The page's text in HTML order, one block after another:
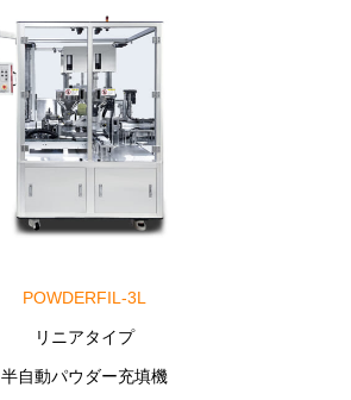
POWDERFIL-3L
リニアタイプ
半自動パウダー充填機